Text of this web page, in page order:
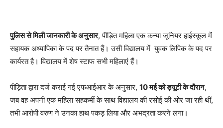
पुलिस से मिली जानकारी के अनुसार, पीड़ित महिला एक कन्या जूनियर हाईस्कूल में
सहायक अध्यापिका के पद पर तैनात हैं। उसी विद्यालय में युवक लिपिक के पद पर
कार्यरत है। विद्यालय में शेष स्टाफ सभी महिलाएं हैं।
पीड़िता द्वारा दर्ज कराई गई एफआईआर के अनुसार, 10 मई को ड्यूटी के दौरान,
जब वह अपनी एक महिला सहकर्मी के साथ विद्यालय की रसोई की ओर जा रही थीं,
तभी आरोपी वरुण ने उनका हाथ पकड़ लिया और अभद्रता करने लगा।